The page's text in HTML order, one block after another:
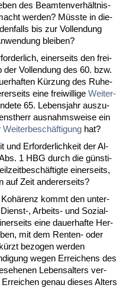
des Be­am­ten­verhält­nis­
wer­den? Müss­te in die­
bis zur Voll­endung
blei­ben?
ei­ner­seits den frei­
Voll­endung des 60. bzw.
Kürzung des Ru­he­
ei­ne frei­wil­li­ge Wei­ter­
65. Le­bens­jahr aus­zu­
aus­nahms­wei­se ein
Wei­ter­beschäfti­gung hat?
und Er­for­der­lich­keit der Al­
1 HBG durch die güns­ti­
ei­ner­seits,
auf Zeit an­de­rer­seits?
kommt den un­ter­
, Ar­beits- und So­zi­al­
ei­ne dau­er­haf­te Her­
mit dem Ren­ten- oder
be­zo­gen wer­den
we­gen Er­rei­chens des
Le­bens­al­ters ver­
ge­nau die­ses Al­ters